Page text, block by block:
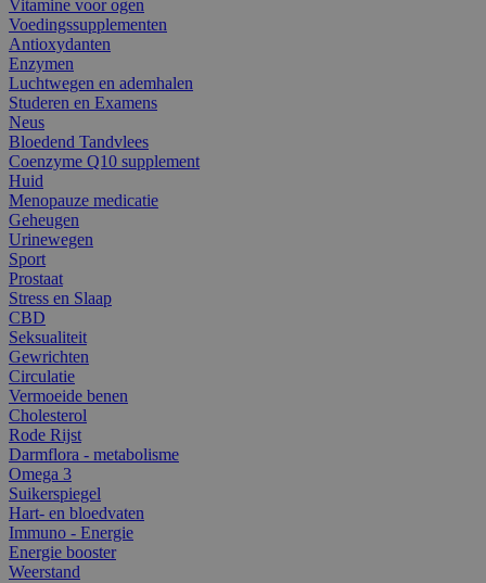
Vitamine voor ogen
Voedingssupplementen
Antioxydanten
Enzymen
Luchtwegen en ademhalen
Studeren en Examens
Neus
Bloedend Tandvlees
Coenzyme Q10 supplement
Huid
Menopauze medicatie
Geheugen
Urinewegen
Sport
Prostaat
Stress en Slaap
CBD
Seksualiteit
Gewrichten
Circulatie
Vermoeide benen
Cholesterol
Rode Rijst
Darmflora - metabolisme
Omega 3
Suikerspiegel
Hart- en bloedvaten
Immuno - Energie
Energie booster
Weerstand